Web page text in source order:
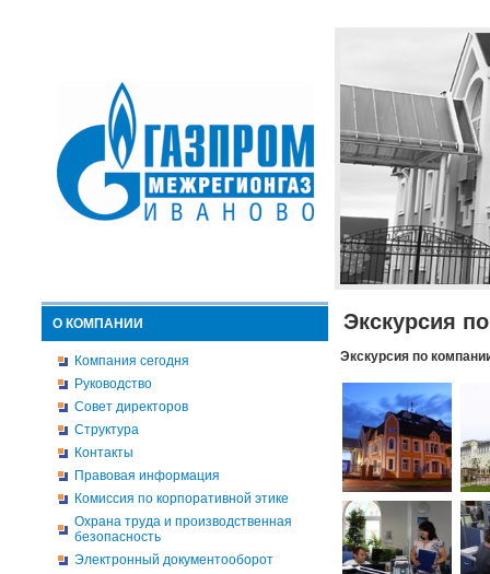
О КОМПАНИИ
Компания сегодня
Руководство
Совет директоров
Структура
Контакты
Правовая информация
Комиссия по корпоративной этике
Охрана труда и производственная
безопасность
Электронный документооборот
Экскурсия
Экскурсия по